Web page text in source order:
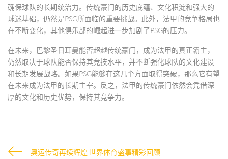
确保球队的长期统治力。传统豪门的历史底蕴、文化积淀和强大的
球迷基础，仍然是PSG所面临的重要挑战。此外，法甲的竞争格局也
在不断变化，其他俱乐部的崛起进一步加剧了PSG的压力。
在未来，巴黎圣日耳曼能否超越传统豪门，成为法甲的真正霸主，
仍然取决于球队能否保持其竞技水平，并不断强化球队的文化建设
和长期发展战略。如果PSG能够在这几个方面取得突破，那么它有望
在未来成为法甲的长期主宰。反之，法甲的传统豪门依然会凭借深
厚的文化和历史优势，保持其竞争力。
奥运传奇再续辉煌 世界体育盛事精彩回顾